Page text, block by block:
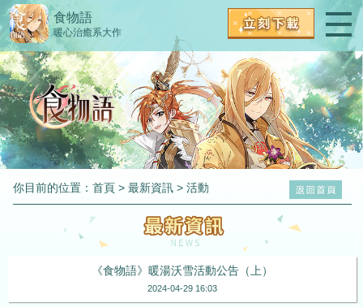
食物語
暖心治癒系大作
你目前的位置：首頁 >最新資訊 >活動
《食物語》暖湯沃雪活動公告（上）
2024-04-29 16:03